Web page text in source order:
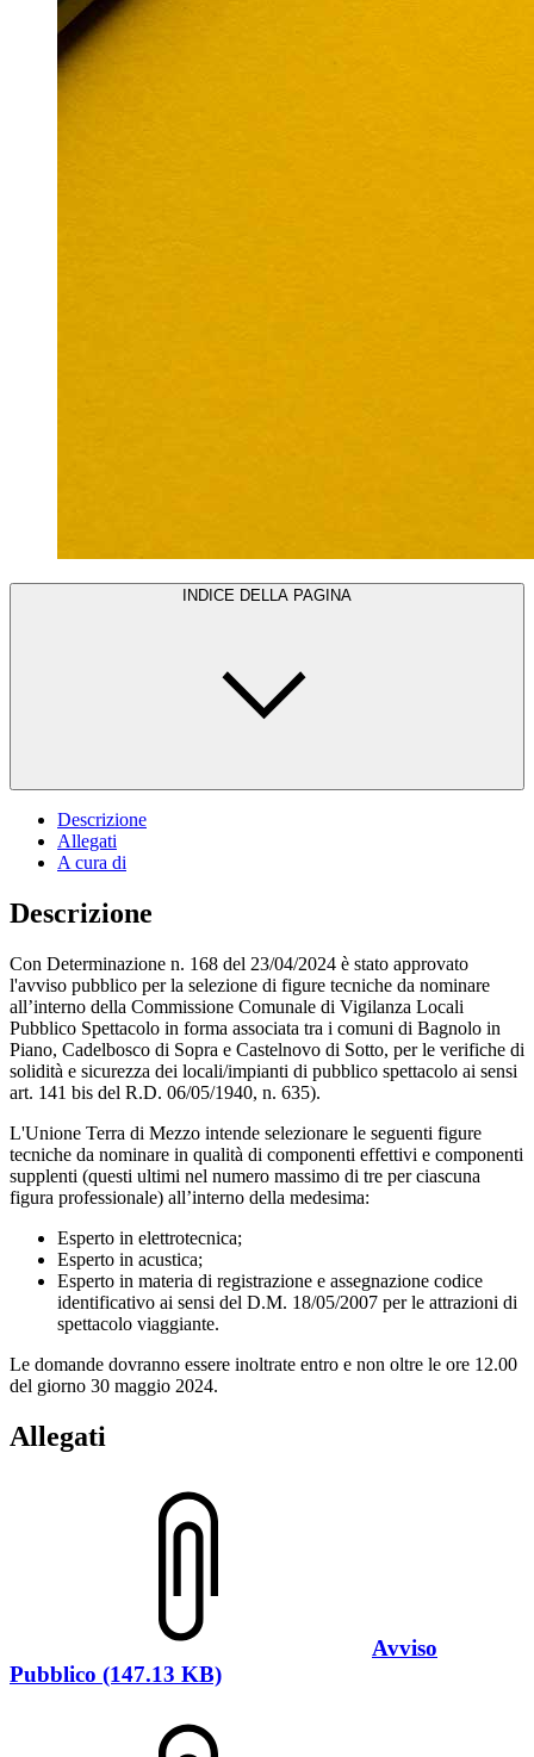
INDICE DELLA PAGINA
Descrizione
Allegati
A cura di
Descrizione
Con Determinazione n. 168 del 23/04/2024 è stato approvato
l'avviso pubblico per la selezione di figure tecniche da nominare
all’interno della Commissione Comunale di Vigilanza Locali
Pubblico Spettacolo in forma associata tra i comuni di Bagnolo in
Piano, Cadelbosco di Sopra e Castelnovo di Sotto, per le verifiche di
solidità e sicurezza dei locali/impianti di pubblico spettacolo ai sensi
art. 141 bis del R.D. 06/05/1940, n. 635).
L'Unione Terra di Mezzo intende selezionare le seguenti figure
tecniche da nominare in qualità di componenti effettivi e componenti
supplenti (questi ultimi nel numero massimo di tre per ciascuna
figura professionale) all’interno della medesima:
Esperto in elettrotecnica;
Esperto in acustica;
Esperto in materia di registrazione e assegnazione codice
identificativo ai sensi del D.M. 18/05/2007 per le attrazioni di
spettacolo viaggiante.
Le domande dovranno essere inoltrate entro e non oltre le ore 12.00
del giorno 30 maggio 2024.
Allegati
Avviso
Pubblico (147.13 KB)